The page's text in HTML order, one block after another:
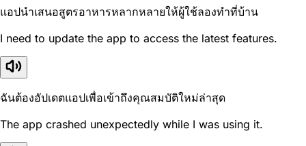
แอปนำเสนอสูตรอาหารหลากหลายให้ผู้ใช้ลองทำที่บ้าน
I need to update the app to access the latest features.
ฉันต้องอัปเดตแอปเพื่อเข้าถึงคุณสมบัติใหม่ล่าสุด
The app crashed unexpectedly while I was using it.